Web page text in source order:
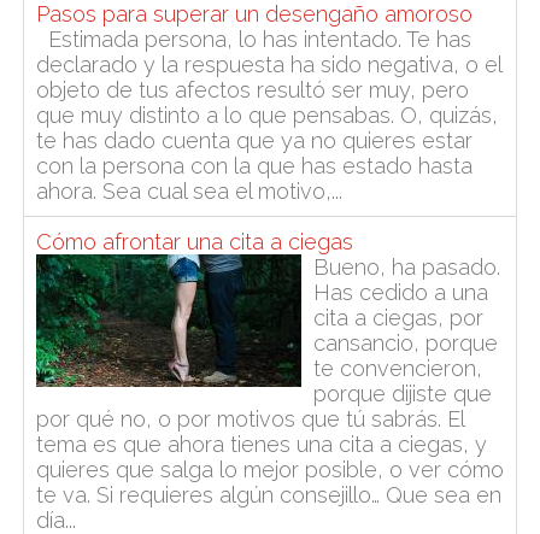
Pasos para superar un desengaño amoroso
Estimada persona, lo has intentado. Te has
declarado y la respuesta ha sido negativa, o el
objeto de tus afectos resultó ser muy, pero
que muy distinto a lo que pensabas. O, quizás,
te has dado cuenta que ya no quieres estar
con la persona con la que has estado hasta
ahora. Sea cual sea el motivo,...
Cómo afrontar una cita a ciegas
Bueno, ha pasado.
Has cedido a una
cita a ciegas, por
cansancio, porque
te convencieron,
porque dijiste que
por qué no, o por motivos que tú sabrás. El
tema es que ahora tienes una cita a ciegas, y
quieres que salga lo mejor posible, o ver cómo
te va. Si requieres algún consejillo… Que sea en
día...